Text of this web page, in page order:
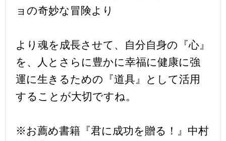
ョの奇妙な冒険より
より魂を成長させて、自分自身の『心』
を、人とさらに豊かに幸福に健康に強
運に生きるための『道具』として活用
することが大切ですね。
※お薦め書籍『君に成功を贈る！』中村